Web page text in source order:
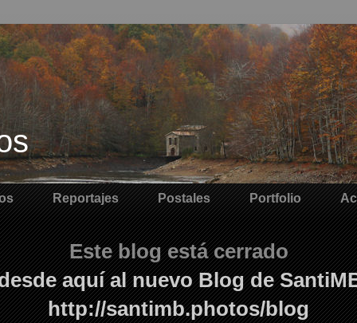
Reportajes Postales Portfolio
Este blog está cerrado
aquí al nuevo Blog de
http://santimb.photos/blog